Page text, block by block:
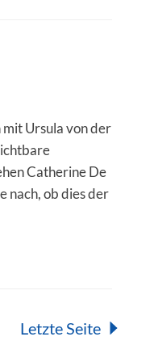
Ursula von der
Catherine De
nach, ob dies der
Letzte Seite